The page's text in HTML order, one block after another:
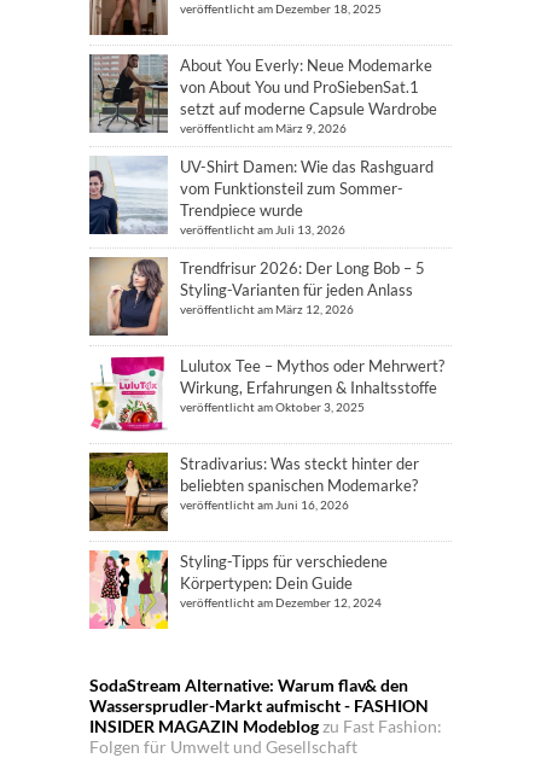
veröffentlicht am Dezember 18, 2025
About You Everly: Neue Modemarke
von About You und ProSiebenSat.1
setzt auf moderne Capsule Wardrobe
veröffentlicht am März 9, 2026
UV-Shirt Damen: Wie das Rashguard
vom Funktionsteil zum Sommer-
Trendpiece wurde
veröffentlicht am Juli 13, 2026
Trendfrisur 2026: Der Long Bob – 5
Styling-Varianten für jeden Anlass
veröffentlicht am März 12, 2026
Lulutox Tee – Mythos oder Mehrwert?
Wirkung, Erfahrungen & Inhaltsstoffe
veröffentlicht am Oktober 3, 2025
Stradivarius: Was steckt hinter der
beliebten spanischen Modemarke?
veröffentlicht am Juni 16, 2026
Styling-Tipps für verschiedene
Körpertypen: Dein Guide
veröffentlicht am Dezember 12, 2024
SodaStream Alternative: Warum flav& den
Wassersprudler-Markt aufmischt - FASHION
INSIDER MAGAZIN Modeblogzu Fast Fashion:
Folgen für Umwelt und Gesellschaft